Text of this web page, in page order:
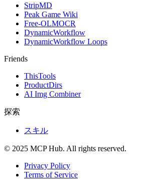
StripMD
Peak Game Wiki
Free-OLMOCR
DynamicWorkflow
DynamicWorkflow Loops
Friends
ThisTools
ProductDirs
AI Img Combiner
探索
スキル
© 2025 MCP Hub. All rights reserved.
Privacy Policy
Terms of Service